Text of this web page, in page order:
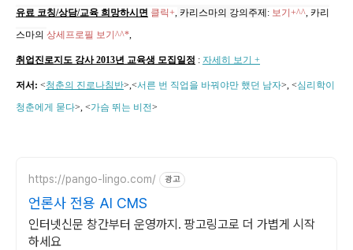
유료 코칭/상담/교육 희망하시면 클릭+, 카리스마의 강의주제 : 보기+^^, 카리
스마의 상세프로필 보기^^*,
취업진로지도 강사 2013년 교육생 모집일정 : 자세히 보기 +
저서: <청춘의 진로나침반>,<서른 번 직업을 바꿔야만 했던 남자>, <심리학이
청춘에게 묻다>, <가슴 뛰는 비전>
https://pango-lingo.com/ 광고
언론사 전용 AI CMS
인터넷신문 창간부터 운영까지. 팡고링고로 더 가볍게 시작
하세요